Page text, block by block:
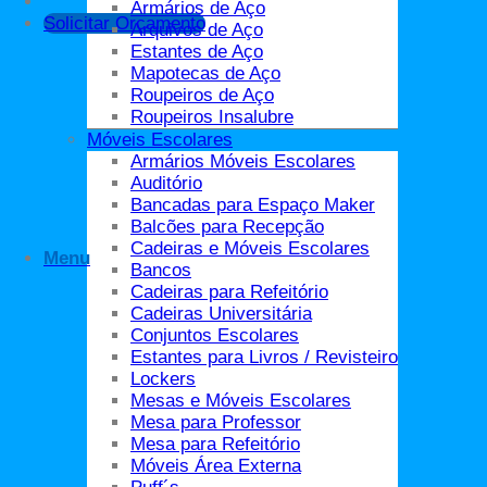
Solicitar Orçamento
Menu
Armários de Aço
Arquivos de Aço
Estantes de Aço
Mapotecas de Aço
Roupeiros de Aço
Roupeiros Insalubre
Móveis Escolares
Armários Móveis Escolares
Auditório
Bancadas para Espaço Maker
Balcões para Recepção
Cadeiras e Móveis Escolares
Bancos
Cadeiras para Refeitório
Cadeiras Universitária
Conjuntos Escolares
Estantes para Livros / Revisteiro
Lockers
Mesas e Móveis Escolares
Mesa para Professor
Mesa para Refeitório
Móveis Área Externa
Solicitar Orçamento
KCON6P000N Categorias:
Acessórios
Aparador
Apoio para os pés
Arquibancadas
Auditório
Cadeiras
Banco Ergonômico Industrial
Cadeira Auditório
Cadeira de Aproximação
Cadeira Ergonomica
Cadeira Mocho
Cadeira Operativa
Cadeiras Altas – Banquetas
Cadeiras Caixa
Cadeiras Certificada
Cadeiras Diretor
Cadeiras Eames